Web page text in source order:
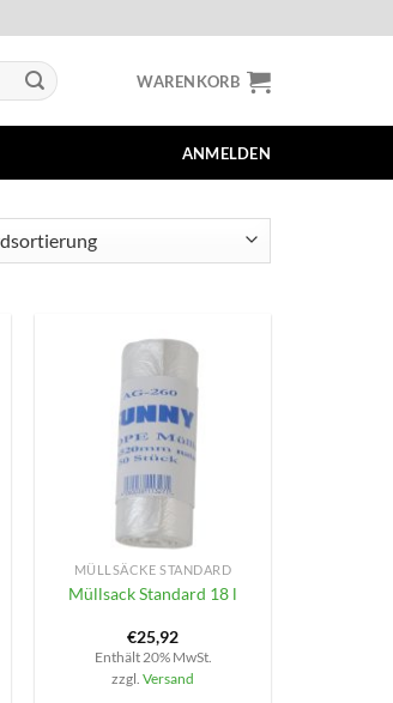
WARENKORB
ANMELDEN
MÜLLSÄCKE STANDARD
Müllsack Standard 18 l
€25,92
Enthält 20% MwSt.
zzgl.Versand